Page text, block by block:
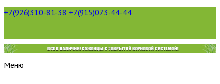
+7(926)310-81-38 +7(915)073-44-44
Меню